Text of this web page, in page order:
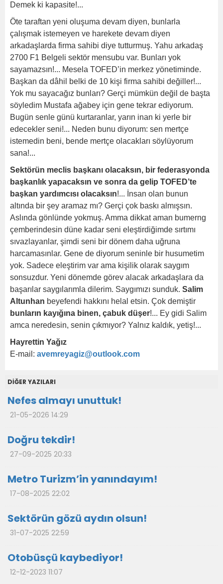
Demek ki kapasite!...
Öte taraftan yeni oluşuma devam diyen, bunlarla
çalışmak istemeyen ve harekete devam diyen
arkadaşlarda firma sahibi diye tutturmuş. Yahu arkadaş
2700 F1 Belgeli sektör mensubu var. Bunları yok
sayamazsın!... Mesela TOFED’in merkez yönetiminde.
Başkan da dâhil belki de 10 kişi firma sahibi değiller!...
Yok mu sayacağız bunları? Gerçi mümkün değil de başta
söyledim Mustafa ağabey için gene tekrar ediyorum.
Bugün senle günü kurtaranlar, yarın inan ki yerle bir
edecekler seni!... Neden bunu diyorum: sen mertçe
istemedin beni, bende mertçe olacakları söylüyorum
sana!...
Sektörün meclis başkanı olacaksın, bir federasyonda
başkanlık yapacaksın ve sonra da gelip TOFED’te
başkan yardımcısı olacaksın!... İnsan olan bunun
altında bir şey aramaz mı? Gerçi çok baskı almışsın.
Aslında gönlünde yokmuş. Amma dikkat aman bumerng
çemberindesin düne kadar seni eleştirdiğimde sırtımı
sıvazlayanlar, şimdi seni bir dönem daha uğruna
harcamasınlar. Gene de diyorum seninle bir husumetim
yok. Sadece eleştirim var ama kişilik olarak saygım
sonsuzdur. Yeni dönemde görev alacak arkadaşlara da
başarılar saygılarımla dilerim. Saygımızı sunduk. Salim
Altunhan beyefendi hakkını helal etsin. Çok demiştir
bunların kayığına binen, çabuk düşer!... Ey gidi Salim
amca neredesin, senin çıkmıyor? Yalnız kaldık, yetiş!...
Hayrettin Yağız
E-mail: avemreyagiz@outlook.com
DİĞER YAZILARI
Nefes almayı unuttuk!
21-05-2026 14:29
Doğru tekdir!
27-09-2025 20:33
Metro Turizm’in yanındayım!
17-08-2025 22:02
Sektörün gözü aydın olsun!
31-07-2025 22:59
Otobüsçü kaybediyor!
12-12-2023 11:07